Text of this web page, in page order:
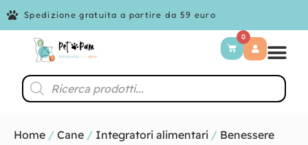
Spedizione gratuita a partire da 59 euro
0
Home / Cane / Integratori alimentari / Benessere